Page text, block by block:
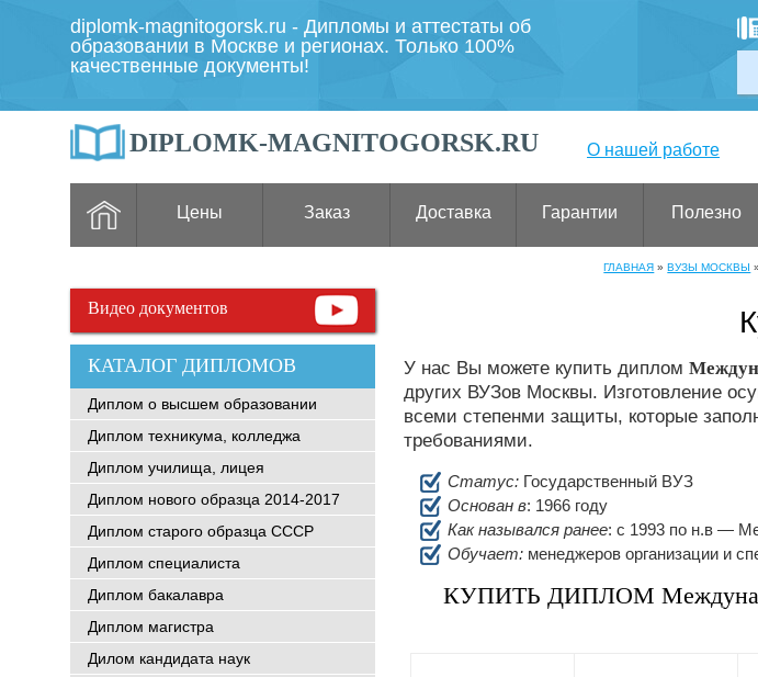
diplomk-magnitogorsk.ru - Дипломы и аттестаты об
образовании в Москве и регионах. Только 100%
качественные документы!
DIPLOMK-MAGNITOGORSK.RU О нашей работе
Цены Заказ Доставка Гарантии Полезно
ГЛАВНАЯ »ВУЗЫ МОСКВЫ
У нас Вы можете купить диплом
других ВУЗов Москвы. Изготовление
всеми степенми защиты, которые
требованиями.
Статус: Государственный ВУЗ
Основан в: 1966 году
Как назывался ранее: c 1993 по н.в —
Обучает: менеджеров организации и
КУПИТЬ ДИПЛОМ
Видео документов
КАТАЛОГ ДИПЛОМОВ
Диплом о высшем образовании
Диплом техникума, колледжа
Диплом училища, лицея
Диплом нового образца 2014-2017
Диплом старого образца СССР
Диплом специалиста
Диплом бакалавра
Диплом магистра
Дилом кандидата наук